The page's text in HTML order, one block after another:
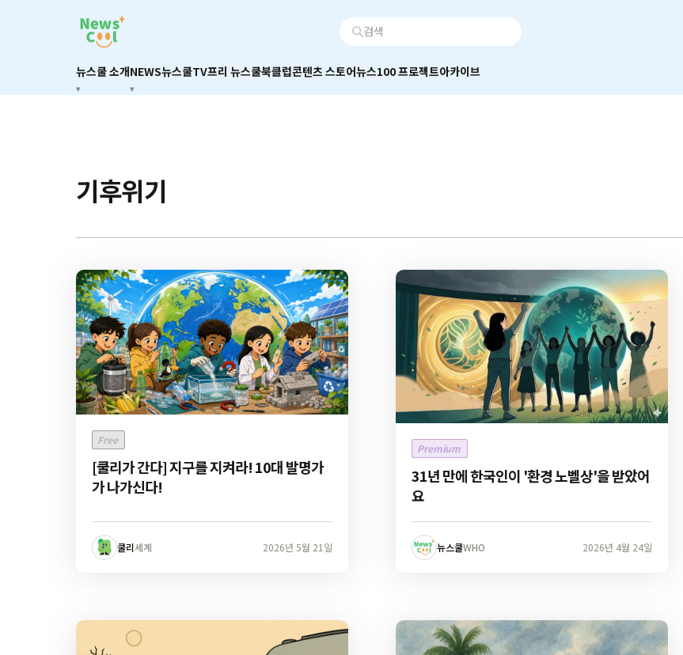
뉴스쿨 소개NEWS뉴스쿨TV프리 뉴스쿨북클럽콘텐츠 스토어뉴스100 프로젝트아카이브
기후위기
Free
[쿨리가 간다] 지구를 지켜라! 10대 발명가
가 나가신다!
쿨리세계 2026년 5월 21일
Premium
31년 만에 한국인이 '환경 노벨상'을 받았어
요
뉴스쿨WHO 2026년 4월 24일